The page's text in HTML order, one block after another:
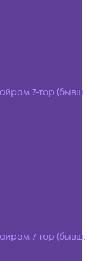
7-тор (бывш.
7-тор (бывш.